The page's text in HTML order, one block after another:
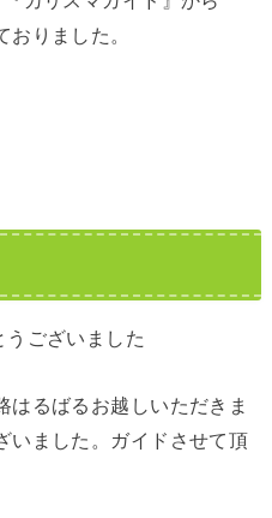
おりました。
ございました
はるばるお越しいただきま
いました。ガイドさせて頂